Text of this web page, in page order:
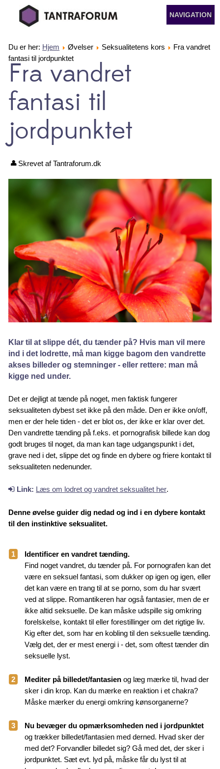
NAVIGATION
Du er her: Hjem Øvelser Seksualitetens kors
Fra vandret
fantasi til jordpunktet
Fra vandret
fantasi til
jordpunktet
Skrevet af Tantraforum.dk
Klar til at slippe dét, du tænder på? Hvis man vil mere
ind i det lodrette, må man kigge bagom den vandrette
akses billeder og stemninger - eller rettere: man må
kigge ned under.
Det er dejligt at tænde på noget, men faktisk fungerer
seksualiteten dybest set ikke på den måde. Den er ikke on/off,
men er der hele tiden - det er blot os, der ikke er klar over det.
Den vandrette tænding på f.eks. et pornografisk billede kan dog
godt bruges til noget, da man kan tage udgangspunkt i det,
grave ned i det, slippe det og finde en dybere og friere kontakt til
seksualiteten nedenunder.
Link: Læs om lodret og vandret seksualitet her.
Denne øvelse guider dig nedad og ind i en dybere kontakt
til den instinktive seksualitet.
1
Identificer en vandret tænding.
Find noget vandret, du tænder på. For pornografen kan det
være en seksuel fantasi, som dukker op igen og igen, eller
det kan være en trang til at se porno, som du har svært
ved at slippe. Romantikeren har også fantasier, men de er
ikke altid seksuelle. De kan måske udspille sig omkring
forelskelse, kontakt til eller forestillinger om det rigtige liv.
Kig efter det, som har en kobling til den seksuelle tænding.
Vælg det, der er mest energi i - det, som oftest tænder din
seksuelle lyst.
2 Mediter på billedet/fantasien og læg mærke til, hvad der
sker i din krop. Kan du mærke en reaktion i et chakra?
Måske mærker du energi omkring kønsorganerne?
3
Nu bevæger du opmærksomheden ned i jordpunktet
og trækker billedet/fantasien med derned. Hvad sker der
med det? Forvandler billedet sig? Gå med det, der sker i
jordpunktet. Sæt evt. lyd på, måske får du lyst til at